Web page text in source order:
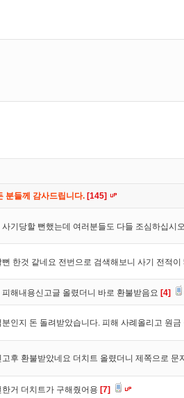
분들께 감사드립니다. [145]
사기당할 뻔했는데 여러분들도 다들 조심하십시
한것 같네요 전번으로 검색해보니 사기 전적이
피해내용신고글 올렸더니 바로 환불받음요 [4]
분인지 돈 돌려받았습니다. 피해 사례올리고 원금
고후 환불받았네요 더치트 올렸더니 제쪽으로 문
한거 더치트가 구해줬어용 [7]